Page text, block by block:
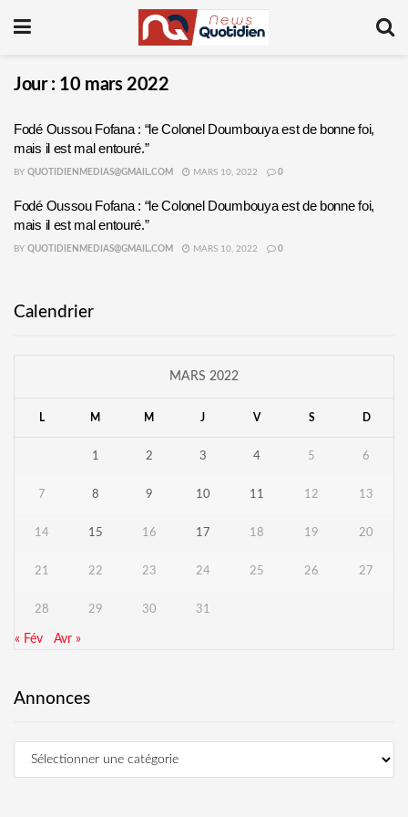
Jour : 10 mars 2022
Fodé Oussou Fofana : “le Colonel Doumbouya est de bonne foi,
mais il est mal entouré.”
BY QUOTIDIENMEDIAS@GMAIL.COM MARS 10, 2022 0
Fodé Oussou Fofana : “le Colonel Doumbouya est de bonne foi,
mais il est mal entouré.”
BY QUOTIDIENMEDIAS@GMAIL.COM MARS 10, 2022 0
Calendrier
MARS 2022
L M M J V S D
1 2 3 4 5 6
7 8 9 10 11 12 13
14 15 16 17 18 19 20
21 22 23 24 25 26 27
28 29 30 31
« Fév Avr »
Annonces